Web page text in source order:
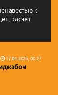
к
расчет
17.04.2025, 00:27